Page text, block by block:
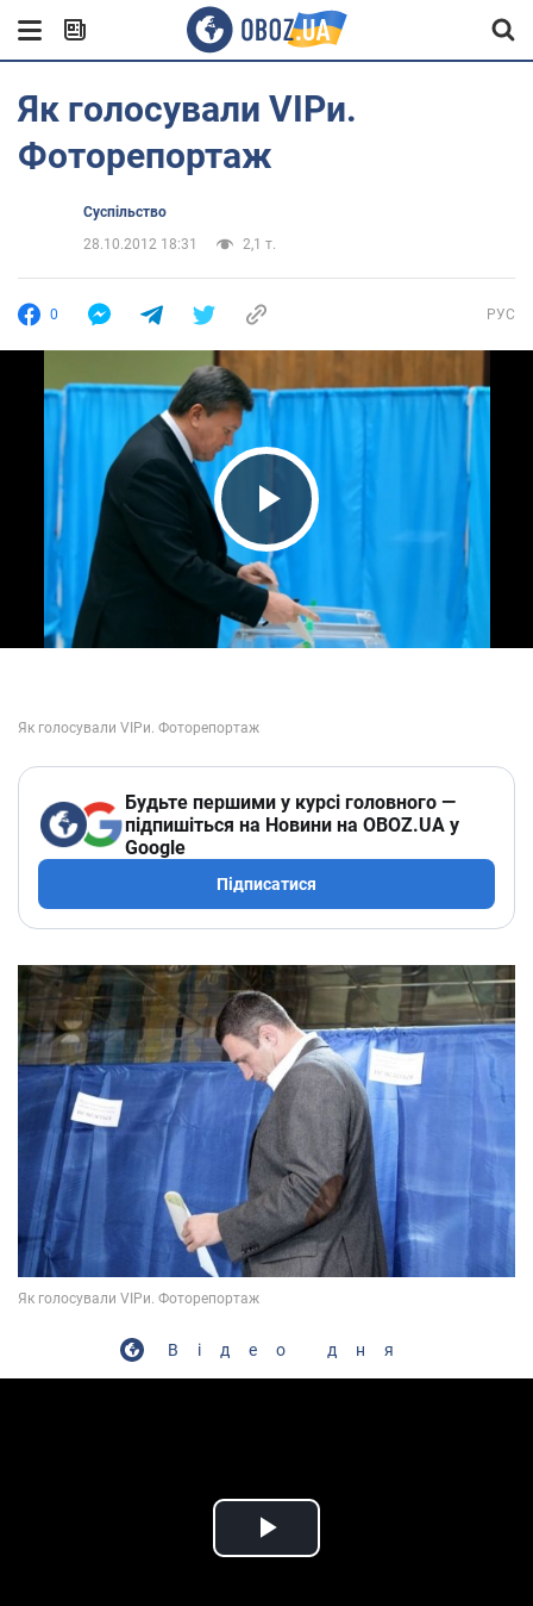
Як голосували VIPи.
Фоторепортаж
Суспільство
28.10.2012 18:31
2,1 т.
0 РУС
Play Video
Будьте першими у курсі головного —
підпишіться на Новини на OBOZ.UA у
Google
Підписатися
Відео дня
Play Video